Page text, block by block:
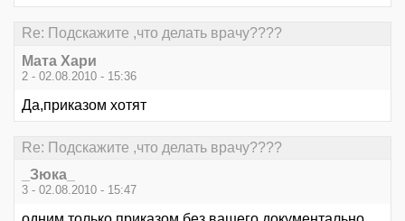
Re: Подскажите ,что делать врачу????
Мата Хари
2 - 02.08.2010 - 15:36
Да,приказом хотят
Re: Подскажите ,что делать врачу????
_Зюка_
3 - 02.08.2010 - 15:47